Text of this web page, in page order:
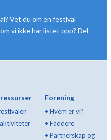
Vet du om en festival
vi ikke har listet opp? Del
Forening
• Hvem er vi?
• Faddere
• Partnerskap og